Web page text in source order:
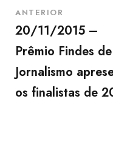
ANTERIOR
20/11/2015 –
Prêmio Findes de
Jornalismo
os finalistas de